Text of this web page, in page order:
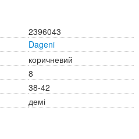
2396043
Dageni
коричневий
8
38-42
демі